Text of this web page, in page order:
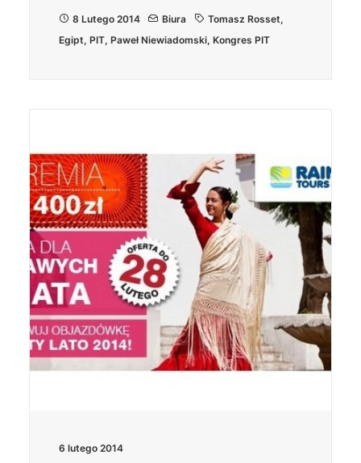
8 Lutego 2014 Biura Tomasz Rosset,
Egipt, PIT, Paweł Niewiadomski, Kongres PIT
6 lutego 2014